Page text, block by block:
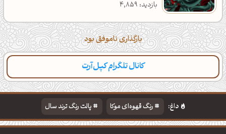
بازدید: 4,859
بارگذاری ناموفق بود
کانال تلگرام کپل‌آرت
داغ: رنگ قهوه‌ای موکا
پالت رنگ ترند سال
دانلود والپیپر مذهبی
تایپوگرافی شعر مولانا